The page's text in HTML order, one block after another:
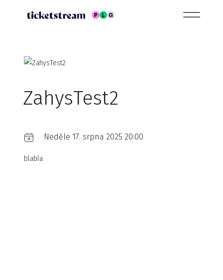
ZahysTest2
Neděle 17. srpna 2025 20:00
blabla